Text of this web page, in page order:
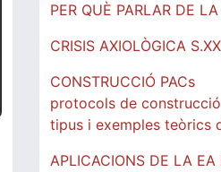
PER QUÈ PARLAR DE
CRISIS AXIOLÒGICA
CONSTRUCCIÓ PACs
protocols de construcció
tipus i exemples teòrics
APLICACIONS DE LA EA